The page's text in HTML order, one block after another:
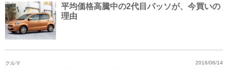
平均価格高騰中の2代目パッソが、今買いの
理由
クルマ 2016/06/14